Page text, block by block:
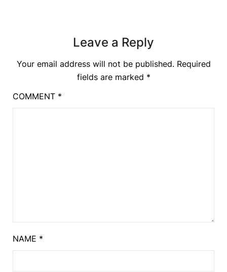
Leave a Reply
Your email address will not be published. Required
fields are marked *
COMMENT *
NAME *